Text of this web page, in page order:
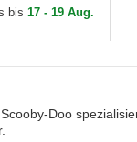
bis17 - 19 Aug.
Doo